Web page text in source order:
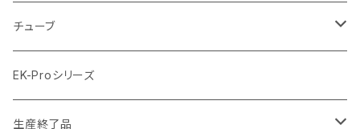
ラジエーターサイズ560mm
ブラック Black
ブラックニッケル BlackNickel
ゴールド Gold
クーラント
マウスパッド
ツール
チューブ
材質
ハード（PETG）
サイズ（OD:外径 / ID:内径）
EK-Proシリーズ
生産終了品